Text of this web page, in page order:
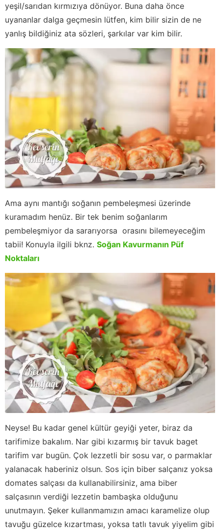
yeşil/sarıdan kırmızıya dönüyor. Buna daha önce
uyananlar dalga geçmesin lütfen, kim bilir sizin de ne
yanlış bildiğiniz ata sözleri, şarkılar var kim bilir.
Ama aynı mantığı soğanın pembeleşmesi üzerinde
kuramadım henüz. Bir tek benim soğanlarım
pembeleşmiyor da sararıyorsa orasını bilemeyeceğim
tabii! Konuyla ilgili bknz. Soğan Kavurmanın Püf
Noktaları
Neyse! Bu kadar genel kültür geyiği yeter, biraz da
tarifimize bakalım. Nar gibi kızarmış bir tavuk baget
tarifim var bugün. Çok lezzetli bir sosu var, o parmaklar
yalanacak haberiniz olsun. Sos için biber salçanız yoksa
domates salçası da kullanabilirsiniz, ama biber
salçasının verdiği lezzetin bambaşka olduğunu
unutmayın. Şeker kullanmamızın amacı karamelize olup
tavuğu güzelce kızartması, yoksa tatlı tavuk yiyelim gibi